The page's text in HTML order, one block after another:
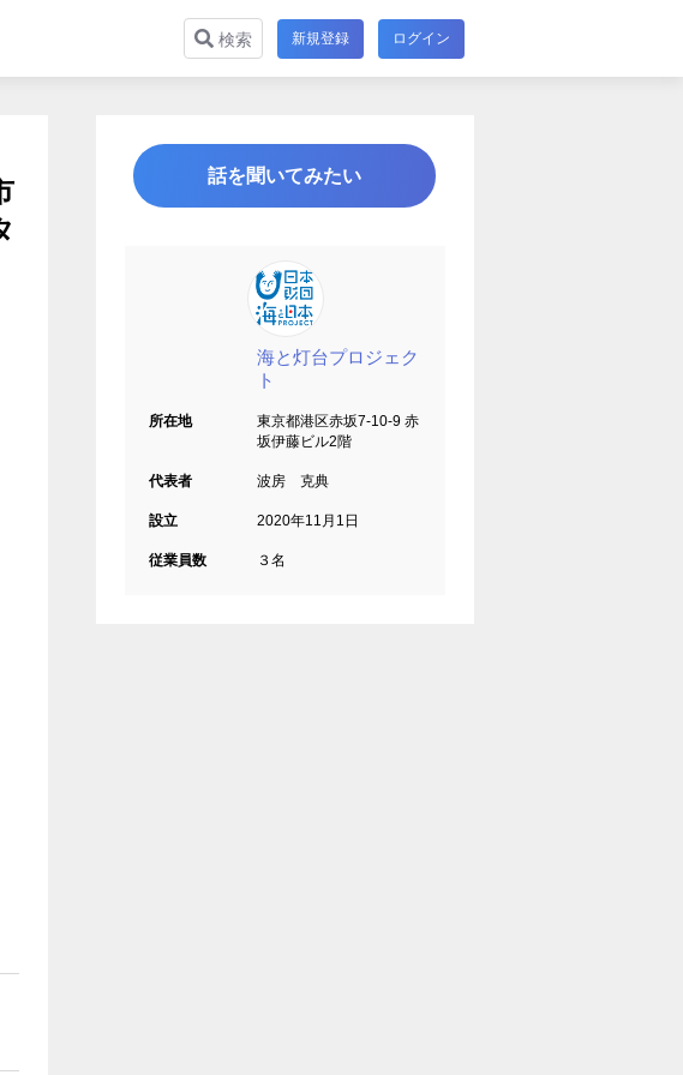
検索 新規登録 ログイン
話を聞いてみたい
海と灯台プロジェク
ト
所在地
東京都港区赤坂7-10-9 赤
坂伊藤ビル2階
代表者 波房 克典
設立 2020年11月1日
従業員数 ３名